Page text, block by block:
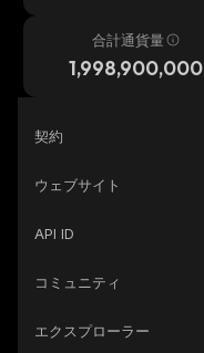
合計通貨量
1,998,900,000
契約
ウェブサイト
API ID
コミュニティ
エクスプローラー